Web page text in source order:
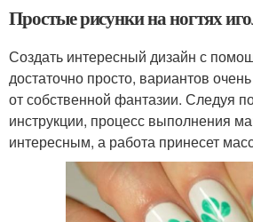
Простые рисунки на ногтях
Создать интересный дизайн с
достаточно просто, вариантов
от собственной фантазии. Следуя
инструкции, процесс выполнения
интересным, а работа принесет